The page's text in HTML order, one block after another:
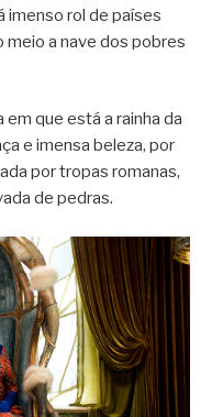
imenso rol de países
meio a nave dos pobres
que está a rainha da
e imensa beleza, por
por tropas romanas,
de pedras.